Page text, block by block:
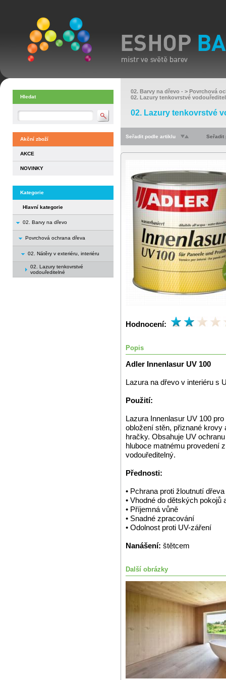
Hledat
Akční zboží
AKCE
NOVINKY
Kategorie
Hlavní kategorie
02. Barvy na dřevo
Povrchová ochrana dřeva
02. Nátěry v exteriéru, interiéru
02. Lazury tenkovrstvé
vodouředitelné
02. Barvy na dřevo - > Povrchová
02. Lazury tenkovrstvé
02. Lazury tenkovrstvé
Seřadit podle artiklu Seřadit
Hodnocení:
Popis
Adler Innenlasur UV 100
Lazura na dřevo v interiéru s
Použití:
Lazura Innenlasur UV 100
obložení stěn, přiznané krovy
hračky. Obsahuje UV
hluboce matnému provedení
vodouředitelný.
Přednosti:
• Pchrana proti žloutnutí dřeva
• Vhodné do dětských pokojů
• Příjemná vůně
• Snadné zpracování
• Odolnost proti UV-záření
Nanášení: štětcem
Další obrázky